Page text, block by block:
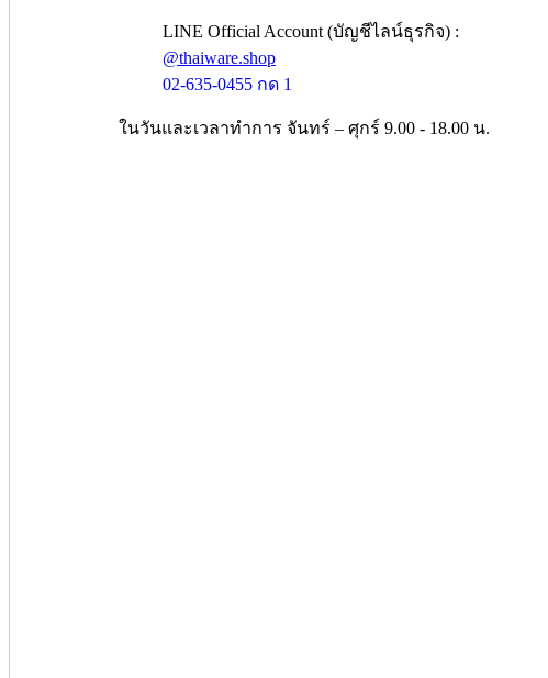
LINE Official Account (บัญชีไลน์ธุรกิจ) :
@thaiware.shop
02-635-0455 กด 1
ในวันและเวลาทำการ จันทร์ – ศุกร์ 9.00 - 18.00 น.